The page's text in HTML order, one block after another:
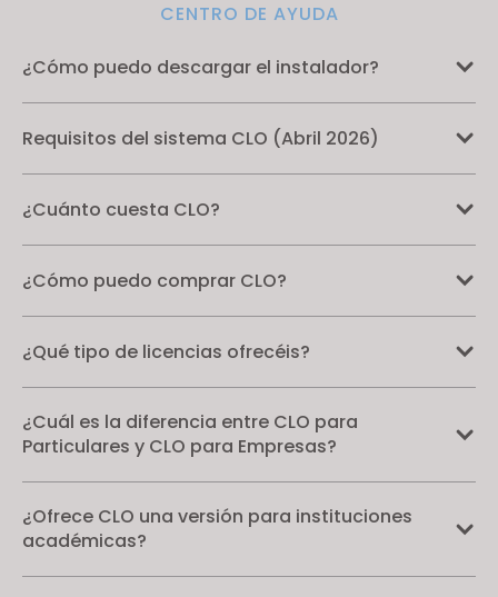
CENTRO DE AYUDA
¿Cómo puedo descargar el instalador?
Requisitos del sistema CLO (Abril 2026)
¿Cuánto cuesta CLO?
¿Cómo puedo comprar CLO?
¿Qué tipo de licencias ofrecéis?
¿Cuál es la diferencia entre CLO para
Particulares y CLO para Empresas?
¿Ofrece CLO una versión para instituciones
académicas?